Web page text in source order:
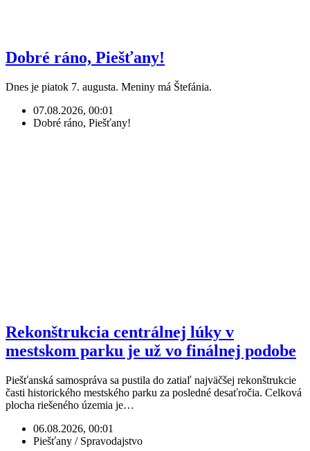
Dobré ráno, Piešťany!
Dnes je piatok 7. augusta. Meniny má Štefánia.
07.08.2026, 00:01
Dobré ráno, Piešťany!
Rekonštrukcia centrálnej lúky v
mestskom parku je už vo finálnej podobe
Piešťanská samospráva sa pustila do zatiaľ najväčšej rekonštrukcie
časti historického mestského parku za posledné desaťročia. Celková
plocha riešeného územia je…
06.08.2026, 00:01
Piešťany / Spravodajstvo